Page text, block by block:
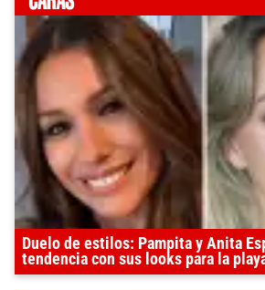
Duelo de estilos: Pampita y Anita
tendencia con sus looks para la